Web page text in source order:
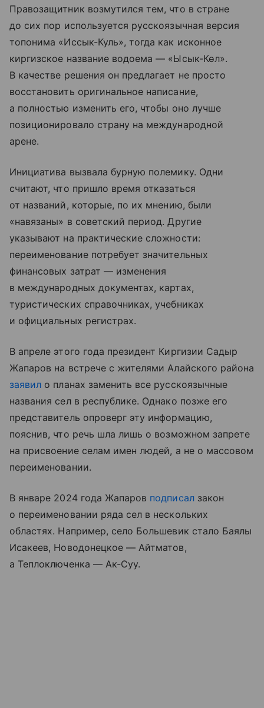
Правозащитник возмутился тем, что в стране
до сих пор используется русскоязычная версия
топонима «Иссык-Куль», тогда как исконное
киргизское название водоема — «Ысык-Көл».
В качестве решения он предлагает не просто
восстановить оригинальное написание,
а полностью изменить его, чтобы оно лучше
позиционировало страну на международной
арене.
Инициатива вызвала бурную полемику. Одни
считают, что пришло время отказаться
от названий, которые, по их мнению, были
«навязаны» в советский период. Другие
указывают на практические сложности:
переименование потребует значительных
финансовых затрат — изменения
в международных документах, картах,
туристических справочниках, учебниках
и официальных регистрах.
В апреле этого года президент Киргизии Садыр
Жапаров на встрече с жителями Алайского района
заявил о планах заменить все русскоязычные
названия сел в республике. Однако позже его
представитель опроверг эту информацию,
пояснив, что речь шла лишь о возможном запрете
на присвоение селам имен людей, а не о массовом
переименовании.
В январе 2024 года Жапаров подписалзакон
о переименовании ряда сел в нескольких
областях. Например, село Большевик стало Баялы
Исакеев, Новодонецкое — Айтматов,
а Теплоключенка — Ак-Суу.